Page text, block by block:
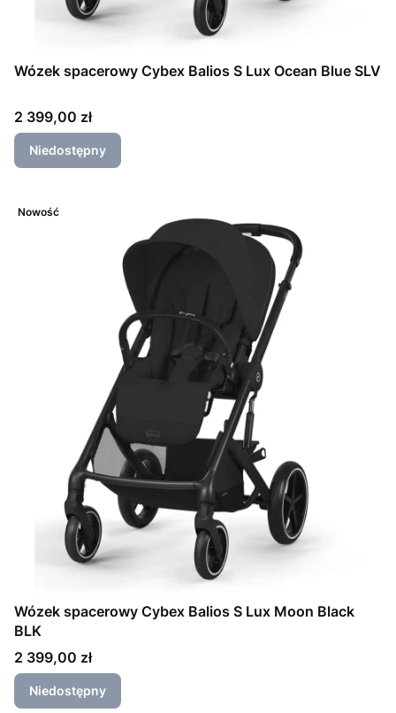
Wózek spacerowy Cybex Balios S Lux Ocean Blue SLV
Cena
2 399,00 zł
Niedostępny
Nowość
Wózek spacerowy Cybex Balios S Lux Moon Black
BLK
Cena
2 399,00 zł
Niedostępny